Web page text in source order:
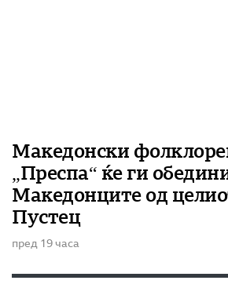
Македонски
„Преспа“ ќе ги
Македонците од
Пустец
пред 19 часа